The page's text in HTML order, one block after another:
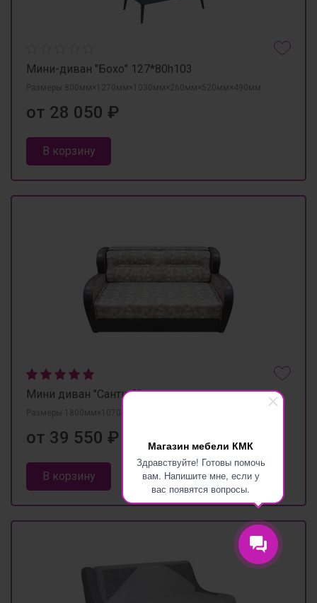
Магазин мебели КМК
Здравствуйте! Готовы помочь
вам. Напишите мне, если у
вас появятся вопросы.
Мини-диван "Бохо" 127*80h103
Размеры 800мм×1270мм×1030мм×260мм×520мм×490мм
от 28 050 ₽
В корзину
Мини диван "Санти-3"
Размеры 1800мм×1070мм×880мм
от 39 550 ₽
В корзину